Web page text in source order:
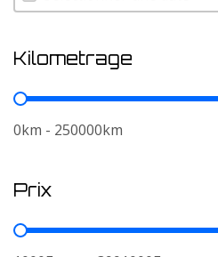
Kilometrage
Kilometrage
0km - 250000km
Prix
Prix